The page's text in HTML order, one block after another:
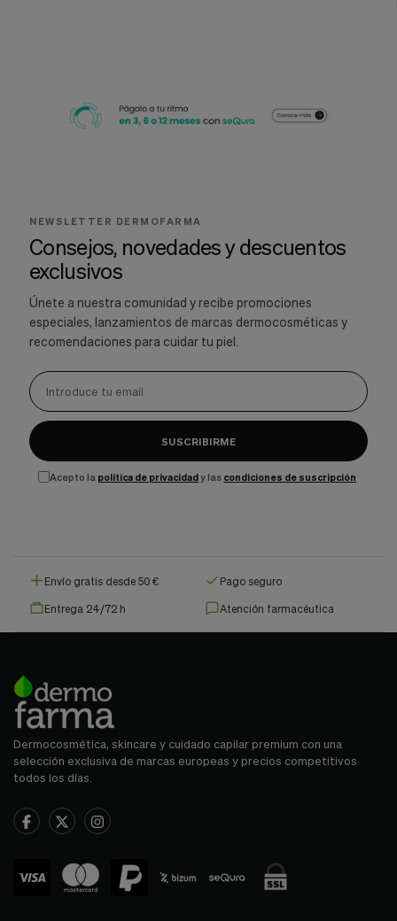
NEWSLETTER DERMOFARMA
Consejos, novedades y descuentos
exclusivos
Únete a nuestra comunidad y recibe promociones
especiales, lanzamientos de marcas dermocosméticas y
recomendaciones para cuidar tu piel.
SUSCRIBIRME
Acepto la política de privacidady las condiciones de suscripción
Envío gratis desde 50 € Pago seguro
Entrega 24/72 h Atención farmacéutica
Dermocosmética, skincare y cuidado capilar premium con una
selección exclusiva de marcas europeas y precios competitivos
todos los días.